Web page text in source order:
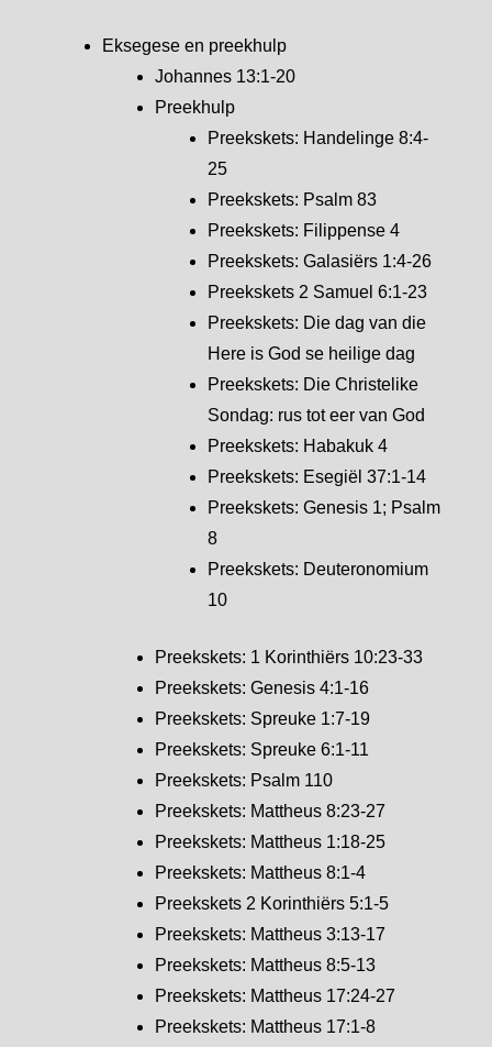
Eksegese en preekhulp
Johannes 13:1-20
Preekhulp
Preekskets: Handelinge 8:4-
25
Preekskets: Psalm 83
Preekskets: Filippense 4
Preekskets: Galasiërs 1:4-26
Preekskets 2 Samuel 6:1-23
Preekskets: Die dag van die
Here is God se heilige dag
Preekskets: Die Christelike
Sondag: rus tot eer van God
Preekskets: Habakuk 4
Preekskets: Esegiël 37:1-14
Preekskets: Genesis 1; Psalm
8
Preekskets: Deuteronomium
10
Preekskets: 1 Korinthiërs 10:23-33
Preekskets: Genesis 4:1-16
Preekskets: Spreuke 1:7-19
Preekskets: Spreuke 6:1-11
Preekskets: Psalm 110
Preekskets: Mattheus 8:23-27
Preekskets: Mattheus 1:18-25
Preekskets: Mattheus 8:1-4
Preekskets 2 Korinthiërs 5:1-5
Preekskets: Mattheus 3:13-17
Preekskets: Mattheus 8:5-13
Preekskets: Mattheus 17:24-27
Preekskets: Mattheus 17:1-8